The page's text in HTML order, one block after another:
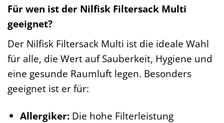
Für wen ist der Nilfisk Filtersack Multi
geeignet?
Der Nilfisk Filtersack Multi ist die ideale Wahl
für alle, die Wert auf Sauberkeit, Hygiene und
eine gesunde Raumluft legen. Besonders
geeignet ist er für:
Allergiker:Die hohe Filterleistung